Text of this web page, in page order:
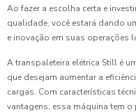
Ao fazer a escolha certa e
qualidade, você estará dando
e inovação em suas operações
A transpaleteira elétrica Still é
que desejam aumentar a
cargas. Com características
vantagens, essa máquina tem